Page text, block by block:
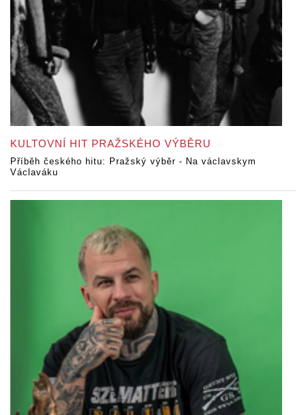
KULTOVNÍ HIT PRAŽSKÉHO VÝBĚRU
Příběh českého hitu: Pražský výběr - Na václavskym
Václaváku